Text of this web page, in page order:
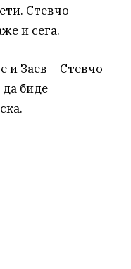
Стевчо
и сега.
и Заев – Стевчо
биде